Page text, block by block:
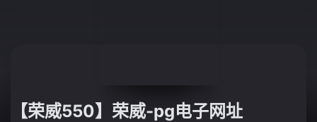
【荣威550】荣威-pg电子网址